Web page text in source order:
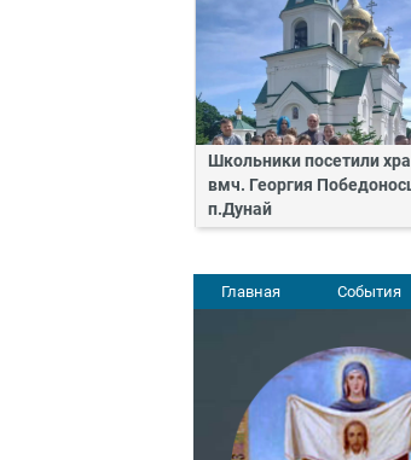
Школьники посетили
вмч. Георгия
п.Дунай
Главная События